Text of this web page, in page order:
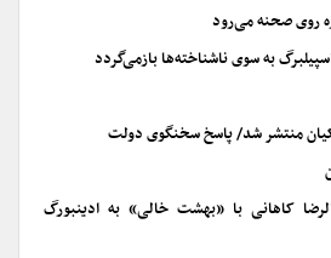
روی صحنه می‌رود
به سوی ناشناخته‌ها بازمی‌گردد
منتشر شد/ پاسخ سخنگوی دولت
کاهانی با «بهشت خالی» به ادینبورگ